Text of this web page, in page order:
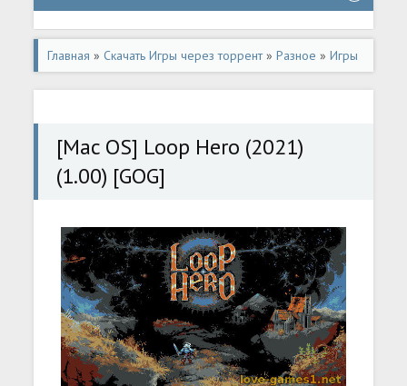
Главная » Скачать Игры через торрент»Разное »Игры
для Mac OS
[Mac OS] Loop Hero (2021)
(1.00) [GOG]